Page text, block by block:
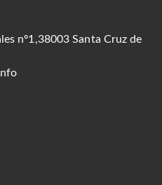
nº1,38003 Santa Cruz de